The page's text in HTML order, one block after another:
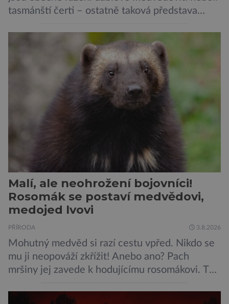
tasmánští čerti – ostatně taková představa
vačnatci, vyskytující se dnes již výhradně na
ostrově Tasmánie, si však takovou nálepku
vůbec nezaslouží. Fakticky se totiž spíše než o
zákeřné a nebezpečné vzteklouny jedná o
plaché živočichy. Velikostně […]
Malí, ale neohrožení bojovníci!
Rosomák se postaví medvědovi,
medojed lvovi
PŘÍRODA 3.8.2026
Mohutný medvěd si razí cestu vpřed. Nikdo se
mu ji neopováží zkřížit! Anebo ano? Pach
mršiny jej zavede k hodujícímu rosomákovi. Ten
velikostní rozdíl mezi nimi je značný, statečná